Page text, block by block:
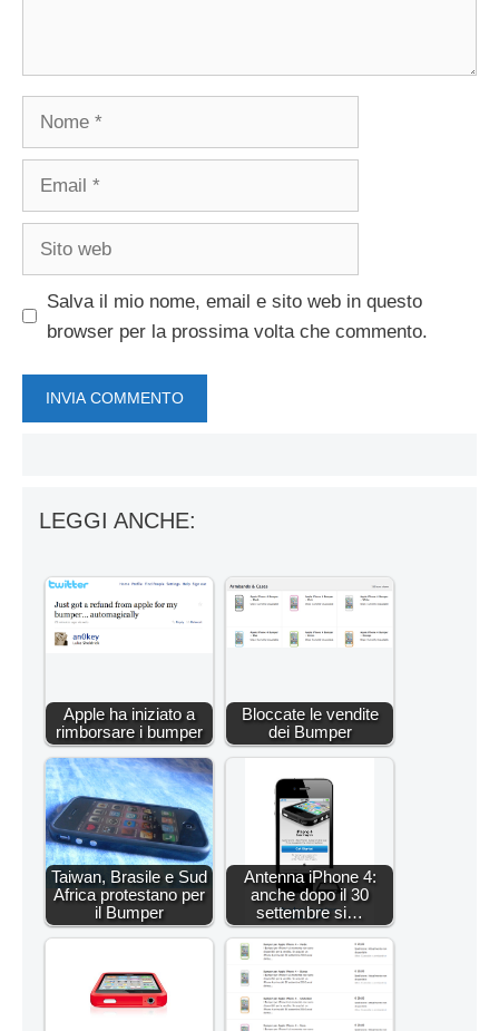
Nome
Email
Sito
Salva il mio nome, email e sito web in questo
browser per la prossima volta che commento.
LEGGI ANCHE:
Apple ha iniziato a
rimborsare i bumper
Bloccate le vendite
dei Bumper
Taiwan, Brasile e Sud
Africa protestano per
il Bumper
Antenna iPhone 4:
anche dopo il 30
settembre si…